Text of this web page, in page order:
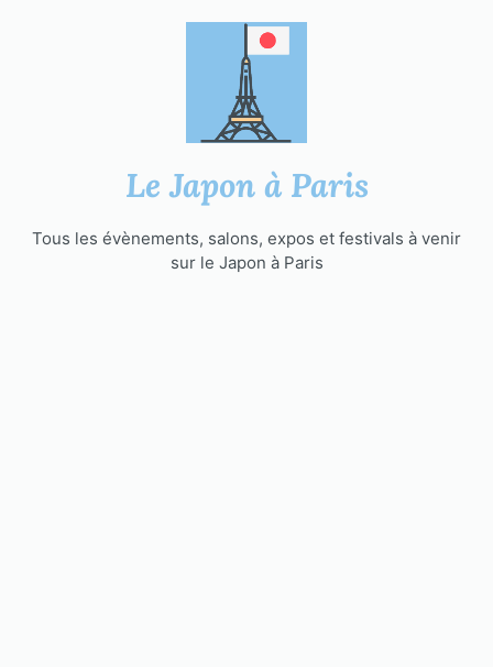
Le Japon à Paris
Tous les évènements, salons, expos et festivals à venir
sur le Japon à Paris